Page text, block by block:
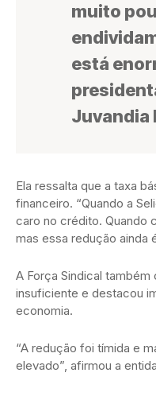
muito
está
Juvandia
Ela ressalta que a taxa
financeiro. “Quando a
caro no crédito. Quando
mas essa redução ainda
A Força Sindical
insuficiente e destacou
economia.
“A redução foi tímida e
elevado”, afirmou a